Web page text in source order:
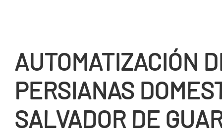
AUTOMATIZACIÓN
PERSIANAS
SALVADOR DE